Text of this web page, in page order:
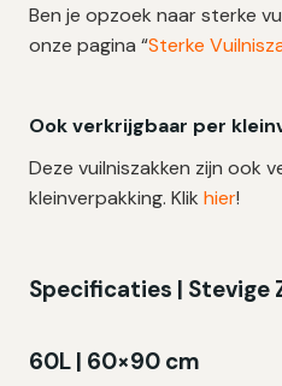
Ben je opzoek naar sterke
onze pagina “Sterke
Ook verkrijgbaar per
Deze vuilniszakken zijn ook
kleinverpakking. Klik hier!
Specificaties | Stevige
60L | 60×90 cm